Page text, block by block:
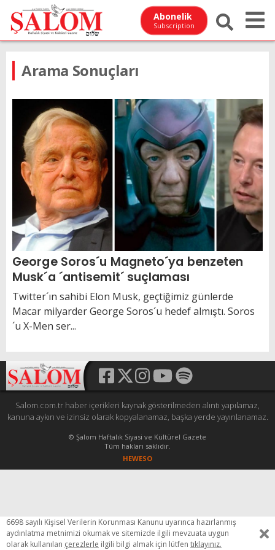
Abonelik
Subscription
Arama Sonuçları
George Soros´u Magneto´ya benzeten
Musk´a ´antisemit´ suçlaması
Twitter´ın sahibi Elon Musk, geçtiğimiz günlerde
Macar milyarder George Soros´u hedef almıştı. Soros
´u X-Men ser...
Salom.com.tr haber içerikleri kaynak gösterilmeden alıntı yapılamaz,
kanuna aykırı ve izinsiz olarak kopyalanamaz, başka yerde yayınlanamaz.
© Şalom Haftalık Siyasi ve Kültürel Gazete
Tüm hakları saklıdır.
HEWESO
6698 sayılı Kişisel Verilerin Korunması Kanunu uyarınca hazırlanmış
aydınlatma metnimizi okumak ve sitemizde ilgili mevzuata uygun
olarak kullanılan çerezlerle ilgili bilgi almak için lütfen tıklayınız.